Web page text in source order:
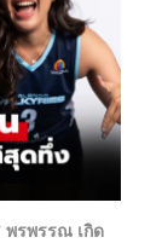
พรพรรณ เกิด